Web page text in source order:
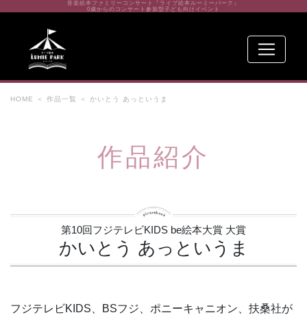
音楽絵本ファミリーコンサート『ライブ絵本ルーミーパーク』
0歳からのコンサート参加型子ども向けイベント
HOME ＜ 作品一覧 ＜ かいとう あっというま
作品紹介
第10回フジテレビKIDS be絵本大賞 大賞
かいとう あっというま
フジテレビKIDS、BSフジ、ポニーキャニオン、扶桑社が